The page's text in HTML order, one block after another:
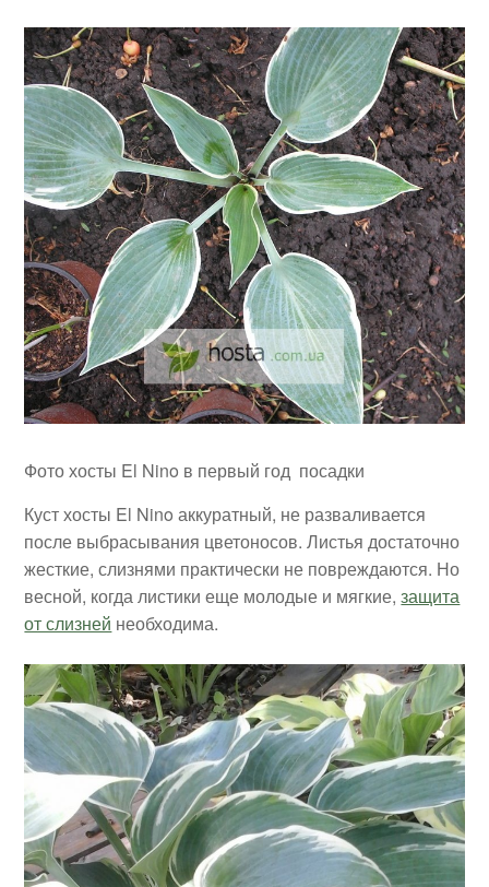
Фото хосты El Nino в первый год посадки
Куст хосты El Nino аккуратный, не разваливается
после выбрасывания цветоносов. Листья достаточно
жесткие, слизнями практически не повреждаются. Но
весной, когда листики еще молодые и мягкие,защита
от слизней необходима.